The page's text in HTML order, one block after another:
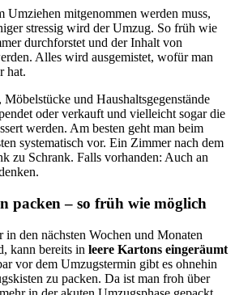
Umziehen mitgenommen werden muss,
stressig wird der Umzug. So früh wie
durchforstet und der Inhalt von
Alles wird ausgemistet, wofür man
hat.
und Haushaltsgegenstände
oder verkauft und vielleicht sogar die
werden. Am besten geht man beim
systematisch vor. Ein Zimmer nach dem
zu Schrank. Falls vorhanden: Auch an
packen – so früh wie möglich
in den nächsten Wochen und Monaten
kann bereits in leere Kartons eingeräumt
vor dem Umzugstermin gibt es ohnehin
zu packen. Da ist man froh über